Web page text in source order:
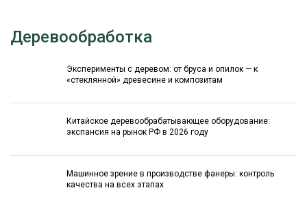
Деревообработка
Эксперименты с деревом: от бруса и опилок — к
«стеклянной» древесине и композитам
Китайское деревообрабатывающее оборудование:
экспансия на рынок РФ в 2026 году
Машинное зрение в производстве фанеры: контроль
качества на всех этапах